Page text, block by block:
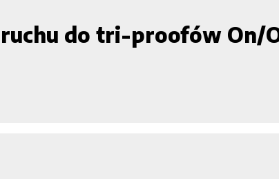
ruchu do tri-proofów